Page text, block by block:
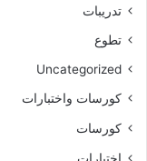
تدريبات
تطوع
Uncategorized
كورسات واختبارات
كورسات
اختبارات